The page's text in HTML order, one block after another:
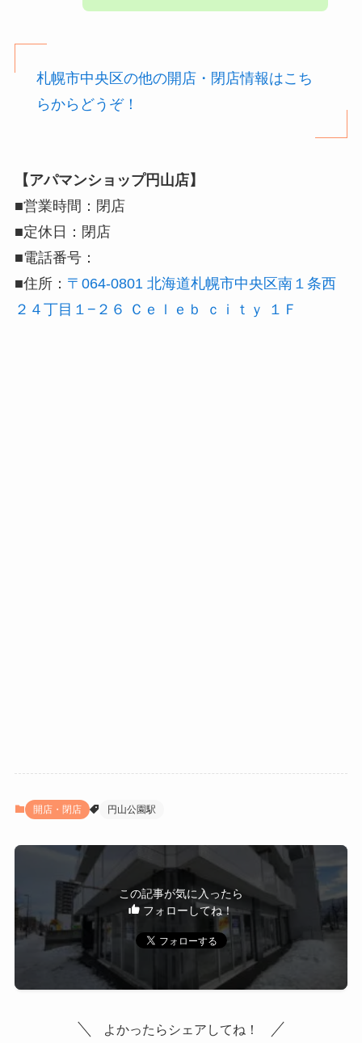
札幌市中央区の他の開店・閉店情報はこち
らからどうぞ！
【アパマンショップ円山店】
■営業時間：閉店
■定休日：閉店
■電話番号：
■住所： 〒064-0801 北海道札幌市中央区南１条西
２４丁目１−２６ Ｃｅｌｅｂ ｃｉｔｙ １Ｆ
開店・閉店 円山公園駅
この記事が気に入ったら
フォローしてね！
よかったらシェアしてね！